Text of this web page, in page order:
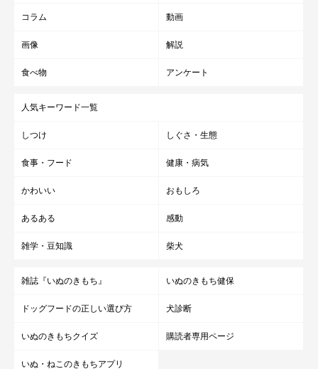
コラム 動画
画像 解説
食べ物 アンケート
人気キーワード一覧
しつけ しぐさ・生態
食事・フード 健康・病気
かわいい おもしろ
あるある 感動
雑学・豆知識 柴犬
雑誌『いぬのきもち』 いぬのきもち健保
ドッグフードの正しい選び方 犬診断
いぬのきもちクイズ 購読者専用ページ
いぬ・ねこのきもちアプリ